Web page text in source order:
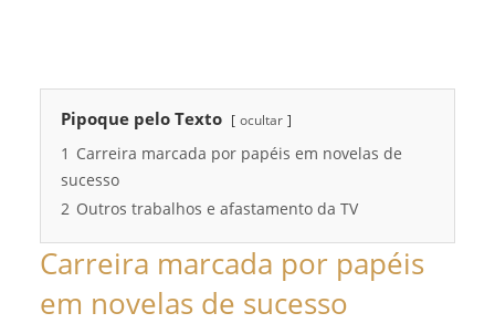
Pipoque pelo Texto ocultar
1 Carreira marcada por papéis em novelas de
sucesso
2 Outros trabalhos e afastamento da TV
Carreira marcada por papéis
em novelas de sucesso